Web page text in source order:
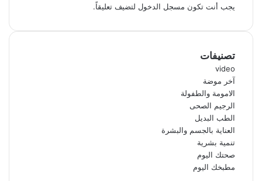
يجب أنت تكون مسجل الدخول لتضيف تعليقاً.
تصنيفات
video
آخر موضة
الامومة والطفولة
الرجيم الصحى
الطب البديل
العناية بالجسم والبشرة
تنمية بشرية
صحتك اليوم
مطبخك اليوم